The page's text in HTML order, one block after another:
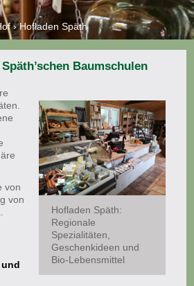
›Hofladen Späth
Baumschulen
Hofladen Späth:
Regionale
Spezialitäten,
Geschenkideen und
Bio-Lebensmittel
von
von
und